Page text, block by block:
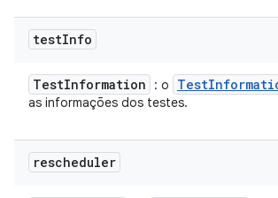
testInfo
TestInformation : o Test
as informações dos testes.
rescheduler